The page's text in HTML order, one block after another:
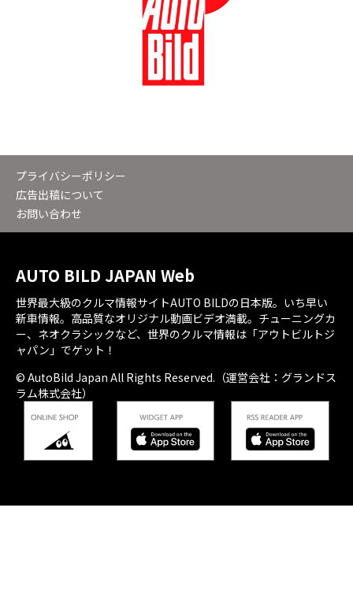
プライバシーポリシー
広告出稿について
お問い合わせ
AUTO BILD JAPAN Web
世界最大級のクルマ情報サイトAUTO BILDの日本版。いち早い
新車情報。高品質なオリジナル動画ビデオ満載。チューニングカ
ー、ネオクラシックなど、世界のクルマ情報は「アウトビルトジ
ャパン」でゲット！
© AutoBild Japan All Rights Reserved.（運営会社：グランドス
ラム株式会社）